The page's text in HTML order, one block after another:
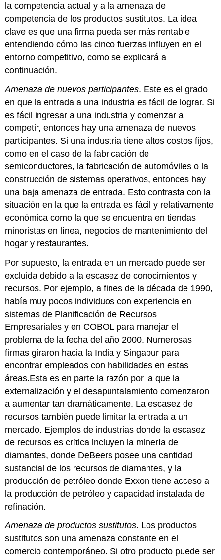
la competencia actual y a la amenaza de
competencia de los productos sustitutos. La idea
clave es que una firma pueda ser más rentable
entendiendo cómo las cinco fuerzas influyen en el
entorno competitivo, como se explicará a
continuación.
Amenaza de nuevos participantes. Este es el grado
en que la entrada a una industria es fácil de lograr. Si
es fácil ingresar a una industria y comenzar a
competir, entonces hay una amenaza de nuevos
participantes. Si una industria tiene altos costos fijos,
como en el caso de la fabricación de
semiconductores, la fabricación de automóviles o la
construcción de sistemas operativos, entonces hay
una baja amenaza de entrada. Esto contrasta con la
situación en la que la entrada es fácil y relativamente
económica como la que se encuentra en tiendas
minoristas en línea, negocios de mantenimiento del
hogar y restaurantes.
Por supuesto, la entrada en un mercado puede ser
excluida debido a la escasez de conocimientos y
recursos. Por ejemplo, a fines de la década de 1990,
había muy pocos individuos con experiencia en
sistemas de Planificación de Recursos
Empresariales y en COBOL para manejar el
problema de la fecha del año 2000. Numerosas
firmas giraron hacia la India y Singapur para
encontrar empleados con habilidades en estas
áreas.Esta es en parte la razón por la que la
externalización y el desapuntalamiento comenzaron
a aumentar tan dramáticamente. La escasez de
recursos también puede limitar la entrada a un
mercado. Ejemplos de industrias donde la escasez
de recursos es crítica incluyen la minería de
diamantes, donde DeBeers posee una cantidad
sustancial de los recursos de diamantes, y la
producción de petróleo donde Exxon tiene acceso a
la producción de petróleo y capacidad instalada de
refinación.
Amenaza de productos sustitutos. Los productos
sustitutos son una amenaza constante en el
comercio contemporáneo. Si otro producto puede ser